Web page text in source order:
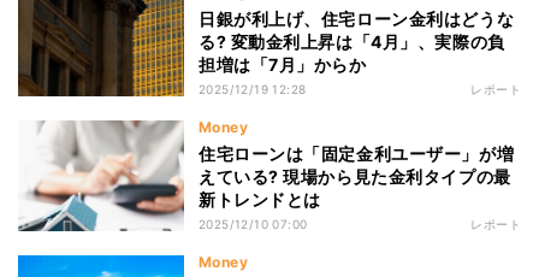
日銀が利上げ、住宅ローン金利はどうな
る? 変動金利上昇は「4月」、実際の負
担増は「7月」からか
2025/12/19 12:28 レポート
Money
住宅ローンは「固定金利ユーザー」が増
えている? 現場から見た金利タイプの最
新トレンドとは
2025/12/10 07:00 レポート
Money